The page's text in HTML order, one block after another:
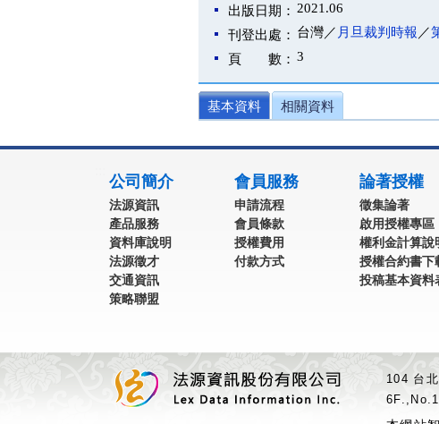
出版日期： 2021.06
刊登出處： 台灣／ 月旦裁判時報 ／
頁 數： 3
基本資料 相關資料
公司簡介
法源資訊
產品服務
資料庫說明
法源徵才
交通資訊
策略聯盟
會員服務
申請流程
會員條款
授權費用
付款方式
論著授權
徵集論著
啟用授權專區
權利金計算說
授權合約書下
投稿基本資料
104 台